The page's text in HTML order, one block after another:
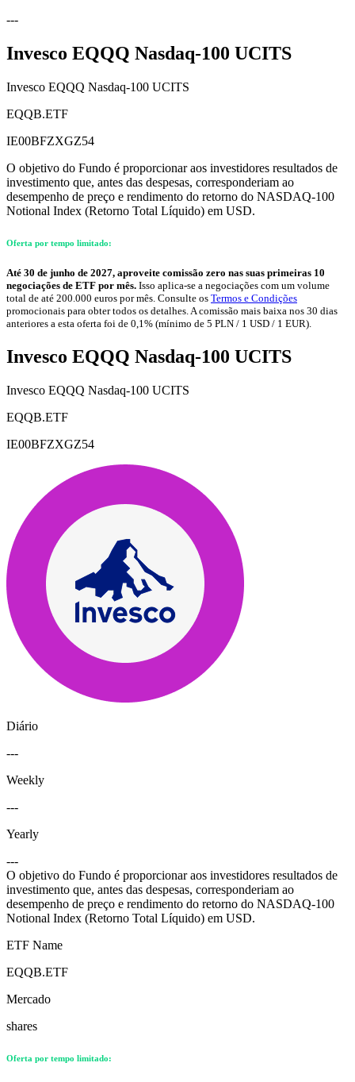
---
Invesco EQQQ Nasdaq-100 UCITS
Invesco EQQQ Nasdaq-100 UCITS
EQQB.ETF
IE00BFZXGZ54
O objetivo do Fundo é proporcionar aos investidores resultados de
investimento que, antes das despesas, corresponderiam ao
desempenho de preço e rendimento do retorno do NASDAQ-100
Notional Index (Retorno Total Líquido) em USD.
Oferta por tempo limitado:
Até 30 de junho de 2027, aproveite comissão zero nas suas primeiras 10
negociações de ETF por mês. Isso aplica-se a negociações com um volume
total de até 200.000 euros por mês. Consulte os Termos e Condições
promocionais para obter todos os detalhes. A comissão mais baixa nos 30 dias
anteriores a esta oferta foi de 0,1% (mínimo de 5 PLN / 1 USD / 1 EUR).
Invesco EQQQ Nasdaq-100 UCITS
Invesco EQQQ Nasdaq-100 UCITS
EQQB.ETF
IE00BFZXGZ54
Diário
---
Weekly
---
Yearly
---
O objetivo do Fundo é proporcionar aos investidores resultados de
investimento que, antes das despesas, corresponderiam ao
desempenho de preço e rendimento do retorno do NASDAQ-100
Notional Index (Retorno Total Líquido) em USD.
ETF Name
EQQB.ETF
Mercado
shares
Oferta por tempo limitado: